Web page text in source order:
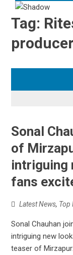
Tag:
producer
Sonal
of
intriguing
fans
Latest News, Top
Sonal Chauhan
intriguing new
teaser of